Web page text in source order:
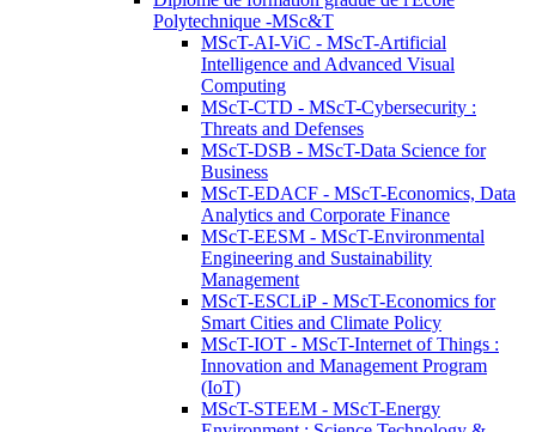
Polytechnique -MSc&T
MScT-AI-ViC - MScT-Artificial
Intelligence and Advanced Visual
Computing
MScT-CTD - MScT-Cybersecurity :
Threats and Defenses
MScT-DSB - MScT-Data Science for
Business
MScT-EDACF - MScT-Economics, Data
Analytics and Corporate Finance
MScT-EESM - MScT-Environmental
Engineering and Sustainability
Management
MScT-ESCLiP - MScT-Economics for
Smart Cities and Climate Policy
MScT-IOT - MScT-Internet of Things :
Innovation and Management Program
(IoT)
MScT-STEEM - MScT-Energy